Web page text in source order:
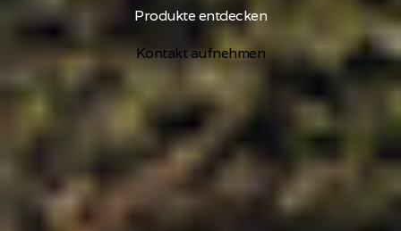
Produkte entdecken
Kontakt aufnehmen